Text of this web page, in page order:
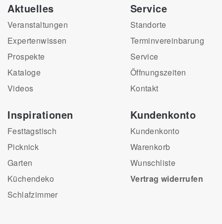
Aktuelles
Veranstaltungen
Expertenwissen
Prospekte
Kataloge
Videos
Inspirationen
Festtagstisch
Picknick
Garten
Küchendeko
Schlafzimmer
Service
Standorte
Terminvereinbarung
Service
Öffnungszeiten
Kontakt
Kundenkonto
Kundenkonto
Warenkorb
Wunschliste
Vertrag widerrufen